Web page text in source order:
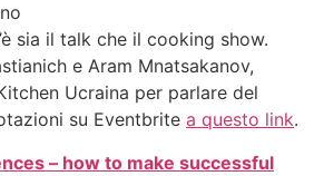
sia il talk che il cooking show.
e Aram Mnatsakanov,
Ucraina per parlare del
su Eventbrite a questo link.
– how to make successful